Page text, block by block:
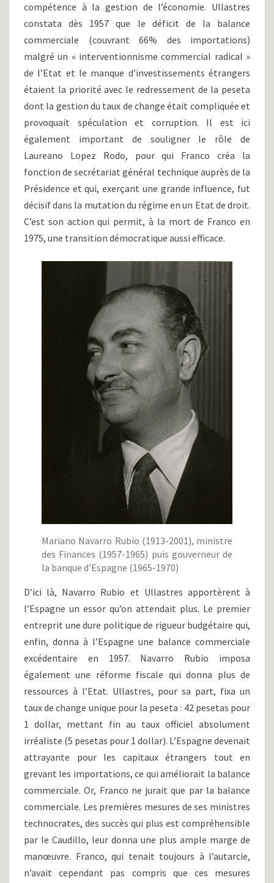
compétence à la gestion de l’économie. Ullastres
constata dès 1957 que le déficit de la balance
commerciale (couvrant 66% des importations)
malgré un « interventionnisme commercial radical »
de l’Etat et le manque d’investissements étrangers
étaient la priorité avec le redressement de la peseta
dont la gestion du taux de change était compliquée et
provoquait spéculation et corruption. Il est ici
également important de souligner le rôle de
Laureano Lopez Rodo, pour qui Franco créa la
fonction de secrétariat général technique auprès de la
Présidence et qui, exerçant une grande influence, fut
décisif dans la mutation du régime en un Etat de droit.
C’est son action qui permit, à la mort de Franco en
1975, une transition démocratique aussi efficace.
Mariano Navarro Rubio (1913-2001), ministre
des Finances (1957-1965) puis gouverneur de
la banque d’Espagne (1965-1970)
D’ici là, Navarro Rubio et Ullastres apportèrent à
l’Espagne un essor qu’on attendait plus. Le premier
entreprit une dure politique de rigueur budgétaire qui,
enfin, donna à l’Espagne une balance commerciale
excédentaire en 1957. Navarro Rubio imposa
également une réforme fiscale qui donna plus de
ressources à l’Etat. Ullastres, pour sa part, fixa un
taux de change unique pour la peseta : 42 pesetas pour
1 dollar, mettant fin au taux officiel absolument
irréaliste (5 pesetas pour 1 dollar). L’Espagne devenait
attrayante pour les capitaux étrangers tout en
grevant les importations, ce qui améliorait la balance
commerciale. Or, Franco ne jurait que par la balance
commerciale. Les premières mesures de ses ministres
technocrates, des succès qui plus est compréhensible
par le Caudillo, leur donna une plus ample marge de
manœuvre. Franco, qui tenait toujours à l’autarcie,
n’avait cependant pas compris que ces mesures